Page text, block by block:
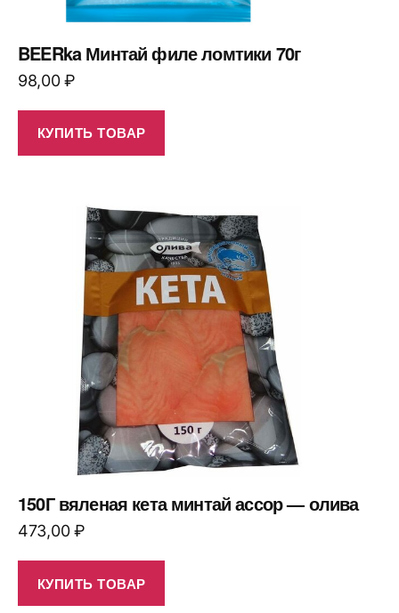
BEERka Минтай филе ломтики 70г
98,00₽
КУПИТЬ ТОВАР
150Г вяленая кета минтай ассор — олива
473,00₽
КУПИТЬ ТОВАР